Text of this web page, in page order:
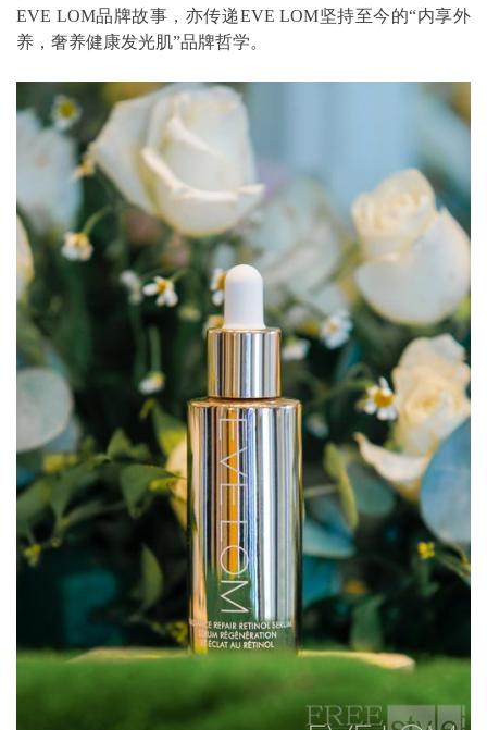
EVE LOM品牌故事，亦传递EVE LOM坚持至今的“内享外
养，奢养健康发光肌”品牌哲学。